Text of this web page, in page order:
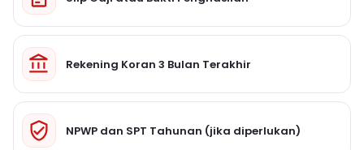
Rekening Koran 3 Bulan Terakhir
NPWP dan SPT Tahunan (jika diperlukan)